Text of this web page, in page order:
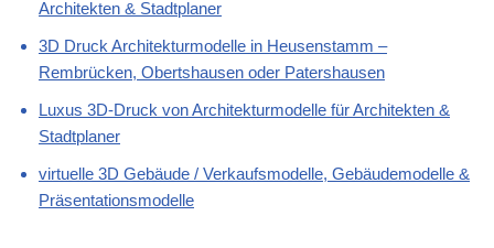
Architekten & Stadtplaner
3D Druck Architekturmodelle in Heusenstamm –
Rembrücken, Obertshausen oder Patershausen
Luxus 3D-Druck von Architekturmodelle für Architekten &
Stadtplaner
virtuelle 3D Gebäude / Verkaufsmodelle, Gebäudemodelle &
Präsentationsmodelle